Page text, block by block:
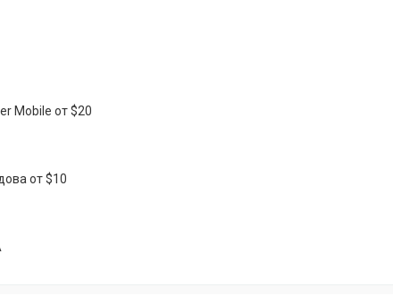
Mobile от $20
от $10